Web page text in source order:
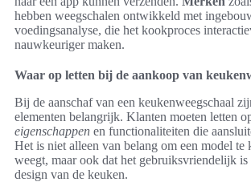
hebben weegschalen ontwikkeld met
voedingsanalyse, die het kookproces
nauwkeuriger maken.
Waar op letten bij de aankoop van
Bij de aanschaf van een keukenweegschaal
elementen belangrijk. Klanten moeten letten
eigenschappen en functionaliteiten die
Het is niet alleen van belang om een model te
weegt, maar ook dat het gebruiksvriendelijk is
design van de keuken.